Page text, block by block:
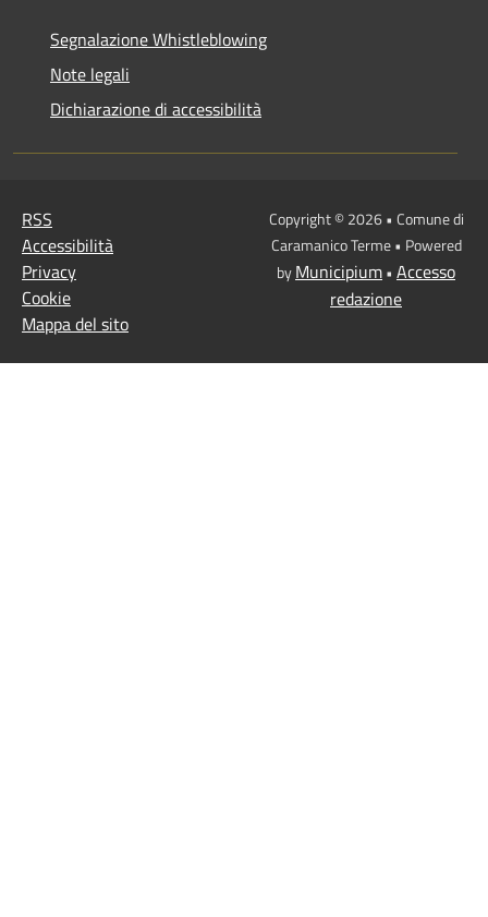
Segnalazione Whistleblowing
Note legali
Dichiarazione di accessibilità
RSS
Accessibilità
Privacy
Cookie
Mappa del sito
Copyright © 2026 • Comune di
Caramanico Terme • Powered
byMunicipium• Accesso
redazione